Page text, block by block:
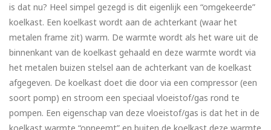
is dat nu? Heel simpel gezegd is dit eigenlijk een “omgekeerde”
koelkast. Een koelkast wordt aan de achterkant (waar het
metalen frame zit) warm. De warmte wordt als het ware uit de
binnenkant van de koelkast gehaald en deze warmte wordt via
het metalen buizen stelsel aan de achterkant van de koelkast
afgegeven. De koelkast doet die door via een compressor (een
soort pomp) en stroom een speciaal vloeistof/gas rond te
pompen. Een eigenschap van deze vloeistof/gas is dat het in de